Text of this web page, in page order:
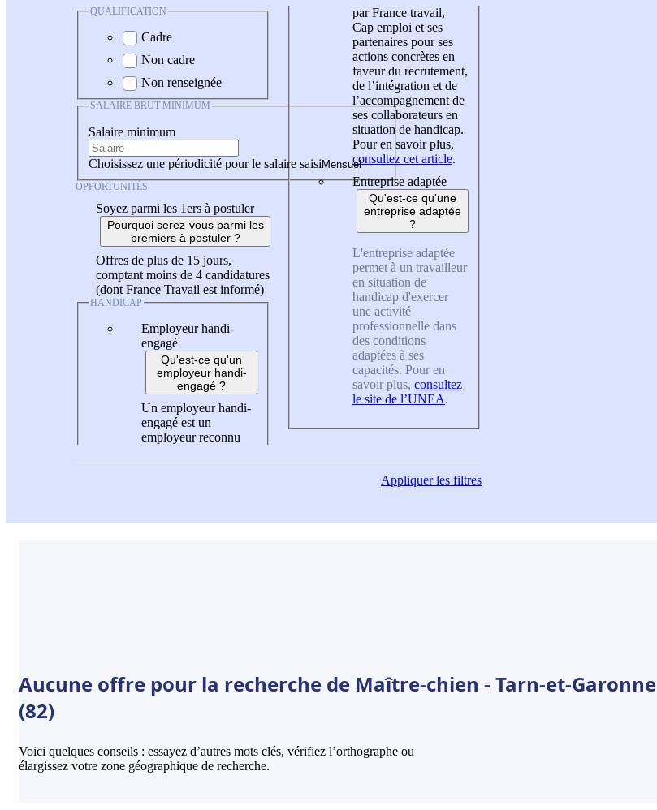
QUALIFICATION
Cadre
Non cadre
Non renseignée
SALAIRE BRUT MINIMUM
Salaire minimum
Choisissez une périodicité pour le salaire saisi
OPPORTUNITÉS
Soyez parmi les 1ers à postuler
Pourquoi serez-vous parmi les
premiers à postuler ?
Offres de plus de 15 jours,
comptant moins de 4 candidatures
(dont France Travail est informé)
HANDICAP
Employeur handi-
engagé
Qu'est-ce qu'un
employeur handi-
engagé ?
Un employeur handi-
engagé est un
employeur reconnu
par France travail,
Cap emploi et ses
partenaires pour ses
actions concrètes en
faveur du recrutement,
de l’intégration et de
l’accompagnement de
ses collaborateurs en
situation de handicap.
Pour en savoir plus,
consultez cet article.
Entreprise adaptée
Qu'est-ce qu'une
entreprise adaptée
?
L'entreprise adaptée
permet à un travailleur
en situation de
handicap d'exercer
une activité
professionnelle dans
des conditions
adaptées à ses
capacités. Pour en
savoir plus, consultez
le site de l’UNEA.
Appliquerles filtres
Aucune offre pour la recherche de Maître-chien - Tarn-et-Garonne
(82)
Voici quelques conseils : essayez d’autres mots clés, vérifiez l’orthographe ou
élargissez votre zone géographique de recherche.